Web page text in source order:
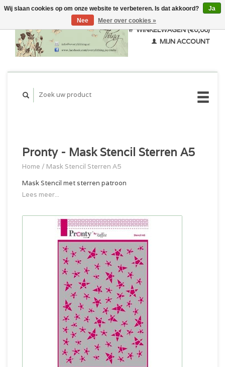
WINKELWAGEN (€0,00)
MIJN ACCOUNT
Pronty - Mask Stencil Sterren A5
Home / Mask Stencil Sterren A5
Mask Stencil met sterren patroon
Lees meer...
Wij slaan cookies op om onze website te verbeteren. Is dat akkoord?
Ja
Nee
Meer over cookies »